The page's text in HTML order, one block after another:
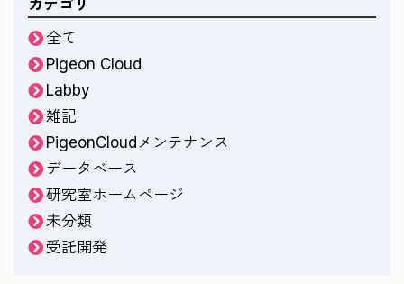
全て
Pigeon Cloud
Labby
雑記
PigeonCloudメンテナンス
データベース
研究室ホームページ
未分類
受託開発